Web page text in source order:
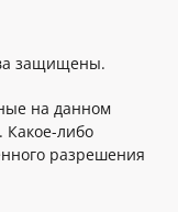
защищены.
на данном
Какое-либо
разрешения